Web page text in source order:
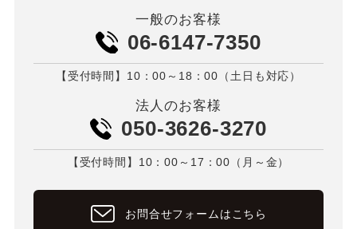
一般のお客様
06-6147-7350
【受付時間】10：00～18：00（土日も対応）
法人のお客様
050-3626-3270
【受付時間】10：00～17：00（月～金）
お問合せフォームはこちら